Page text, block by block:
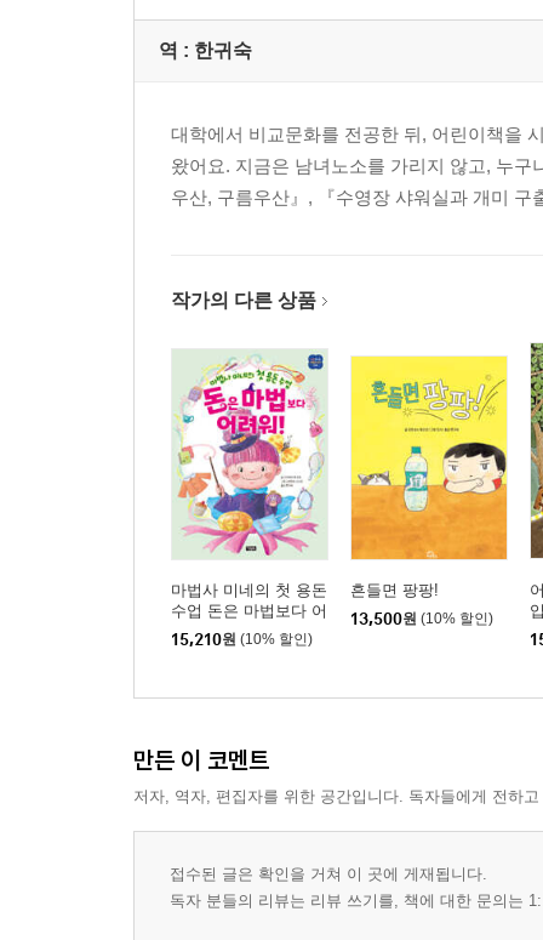
역 : 한귀숙
대학에서 비교문화를 전공한 뒤, 어린이책을
왔어요. 지금은 남녀노소를 가리지 않고, 누
우산, 구름우산』, 『수영장 샤워실과 개미
작가의 다른 상품
마법사 미네의 첫 용돈
수업 돈은 마법보다 어
려워!
15,210원 (10% 할인)
흔들면 팡팡!
13,500원 (10% 할인)
만든 이 코멘트
저자, 역자, 편집자를 위한 공간입니다. 독자들에게 전하
접수된 글은 확인을 거쳐 이 곳에 게재됩니다.
독자 분들의 리뷰는 리뷰 쓰기를, 책에 대한 문의는